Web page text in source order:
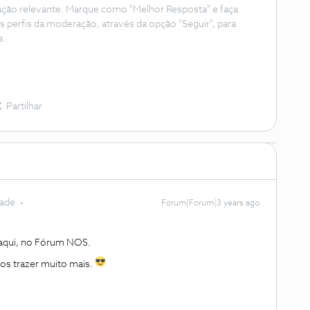
relevante. Marque como "Melhor Resposta" e faça
da moderação, através da opção "Seguir", para
Partilhar
Forum|Forum|3 years ago
no Fórum NOS.
trazer muito mais.